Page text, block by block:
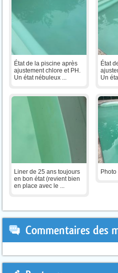
État de la piscine après
ajustement chlore et PH.
Un état nébuleux ...
État
Un
Liner de 25 ans toujours
en bon état (revient bien
en place avec le ...
Commentaires des